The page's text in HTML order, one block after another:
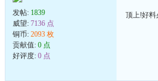
发帖: 1839
威望: 7136 点
铜币: 2093 枚
贡献值: 0 点
好评度: 0 点
顶上!好料